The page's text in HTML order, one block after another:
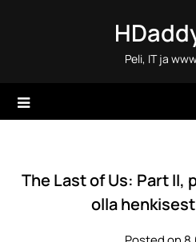
Peli, IT ja
The Last of Us: Part II,
olla